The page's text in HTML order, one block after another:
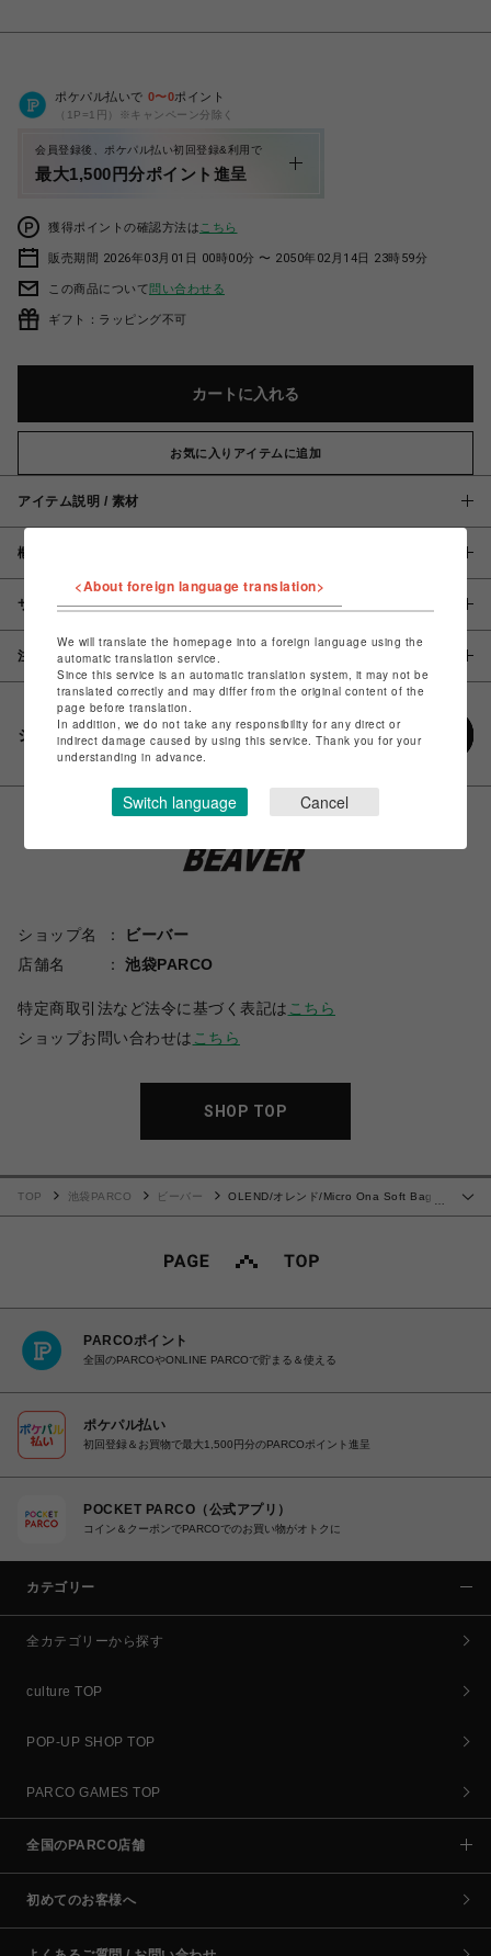
ポケパル払いで 0〜0ポイント
（1P=1円）※キャンペーン分除く
会員登録後、ポケパル払い初回登録&利用で
最大1,500円分ポイント進呈
獲得ポイントの確認方法は こちら
販売期間 2026年03月01日 00時00分 〜 2050年02月14日 23時59分
この商品について問い合わせる
ギフト：ラッピング不可
カートに入れる
お気に入りアイテムに追加
アイテム説明 / 素材
概要
サイズ
注意事項
シェアする
ショップ名
ビーバー
店舗名
池袋PARCO
特定商取引法など法令に基づく表記は こちら
ショップお問い合わせは こちら
SHOP TOP
TOP 池袋PARCO ビーバー
OLEND/オレンド/Micro Ona Soft Bag
PARCOポイント
全国のPARCOやONLINE PARCOで貯まる＆使える
ポケパル払い
初回登録＆お買物で最大1,500円分のPARCOポイント進呈
POCKET PARCO（公式アプリ）
コイン＆クーポンでPARCOでのお買い物がオトクに
カテゴリー
全カテゴリーから探す
culture TOP
POP-UP SHOP TOP
PARCO GAMES TOP
全国のPARCO店舗
初めてのお客様へ
<About foreign language translation>
We will translate the homepage into a foreign language using the
automatic translation service.
Since this service is an automatic translation system, it may not be
translated correctly and may differ from the original content of the
page before translation.
In addition, we do not take any responsibility for any direct or
indirect damage caused by using this service. Thank you for your
understanding in advance.
Switch language Cancel